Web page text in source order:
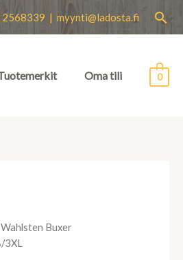
2568339 | myynti@ladosta.fi Hae
Oma tili 0
Buxer
3XL